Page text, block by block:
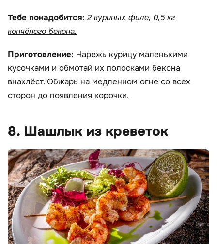
Тебе понадобится: 2 куриных филе, 0,5 кг
копчёного бекона.
Приготовление: Нарежь курицу маленькими
кусочками и обмотай их полосками бекона
внахлёст. Обжарь на медленном огне со всех
сторон до появления корочки.
8. Шашлык из креветок